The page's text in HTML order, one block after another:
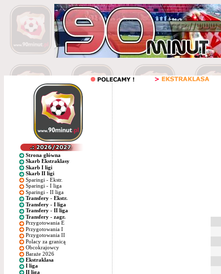
Strona główna
Skarb Ekstraklasy
Skarb I ligi
Skarb II ligi
Sparingi - Ekstr.
Sparingi - I liga
Sparingi - II liga
Transfery - Ekstr.
Transfery - I liga
Transfery - II liga
Transfery - zagr.
Przygotowania E
Przygotowania I
Przygotowania II
Polacy za granicą
Obcokrajowcy
Baraże 2026
Ekstraklasa
I liga
II liga